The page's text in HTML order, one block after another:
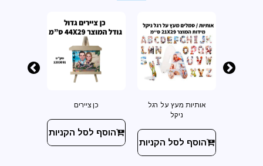
אותיות מעץ על רגל
ניקל
הוסף לסל הקניות
כן ציירים
הוסף לסל הקניות